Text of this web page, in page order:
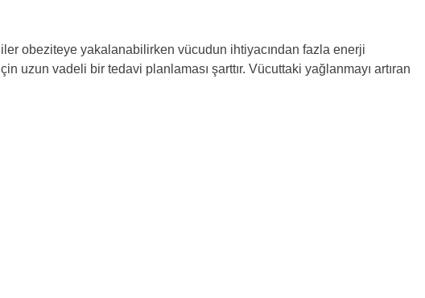
obeziteye yakalanabilirken vücudun ihtiyacından fazla enerji
uzun vadeli bir tedavi planlaması şarttır. Vücuttaki yağlanmayı artıran